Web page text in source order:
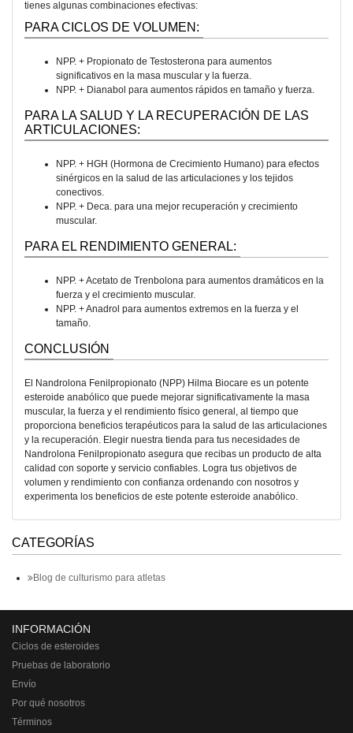
tienes algunas combinaciones efectivas:
PARA CICLOS DE VOLUMEN:
NPP. + Propionato de Testosterona para aumentos
significativos en la masa muscular y la fuerza.
NPP. + Dianabol para aumentos rápidos en tamaño y fuerza.
PARA LA SALUD Y LA RECUPERACIÓN DE LAS
ARTICULACIONES:
NPP. + HGH (Hormona de Crecimiento Humano) para efectos
sinérgicos en la salud de las articulaciones y los tejidos
conectivos.
NPP. + Deca. para una mejor recuperación y crecimiento
muscular.
PARA EL RENDIMIENTO GENERAL:
NPP. + Acetato de Trenbolona para aumentos dramáticos en la
fuerza y el crecimiento muscular.
NPP. + Anadrol para aumentos extremos en la fuerza y el
tamaño.
CONCLUSIÓN
El Nandrolona Fenilpropionato (NPP) Hilma Biocare es un potente
esteroide anabólico que puede mejorar significativamente la masa
muscular, la fuerza y el rendimiento físico general, al tiempo que
proporciona beneficios terapéuticos para la salud de las articulaciones
y la recuperación. Elegir nuestra tienda para tus necesidades de
Nandrolona Fenilpropionato asegura que recibas un producto de alta
calidad con soporte y servicio confiables. Logra tus objetivos de
volumen y rendimiento con confianza ordenando con nosotros y
experimenta los beneficios de este potente esteroide anabólico.
CATEGORÍAS
Blog de culturismo para atletas
INFORMACIÓN
Ciclos de esteroides
Pruebas de laboratorio
Envío
Por qué nosotros
Términos